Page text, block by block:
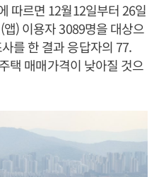
따르면 12월12일부터 26일
) 이용자 3089명을 대상으
를 한 결과 응답자의 77.
택 매매가격이 낮아질 것으